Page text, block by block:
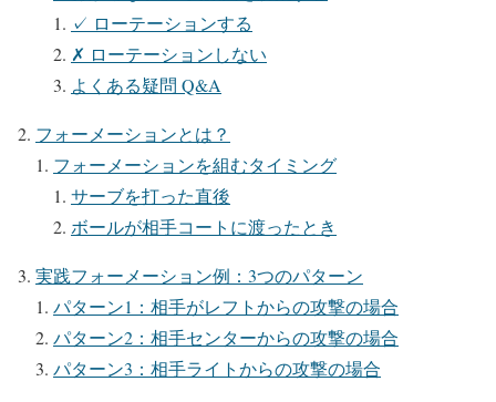
✓ ローテーションする
✗ ローテーションしない
よくある疑問 Q&A
フォーメーションとは？
フォーメーションを組むタイミング
サーブを打った直後
ボールが相手コートに渡ったとき
実践フォーメーション例：3つのパターン
パターン1：相手がレフトからの攻撃の場合
パターン2：相手センターからの攻撃の場合
パターン3：相手ライトからの攻撃の場合